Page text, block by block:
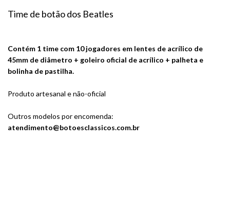
Time de botão dos Beatles
Contém 1 time com 10 jogadores em lentes de acrílico de
45mm de diâmetro + goleiro oficial de acrílico + palheta e
bolinha de pastilha.
Produto artesanal e não-oficial
Outros modelos por encomenda:
atendimento@botoesclassicos.com.br